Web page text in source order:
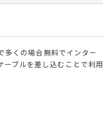
多くの場合無料でインター
ブルを差し込むことで利用